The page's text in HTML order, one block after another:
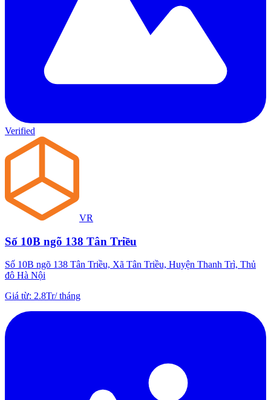
Verified
VR
Số 10B ngõ 138 Tân Triều
Số 10B ngõ 138 Tân Triều, Xã Tân Triều, Huyện Thanh Trì, Thủ
đô Hà Nội
Giá từ: 2.8Tr/tháng